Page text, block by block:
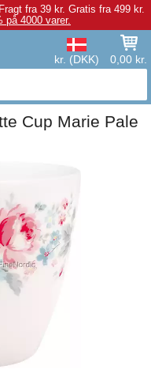
Fragt fra 39 kr. Gratis fra 499 kr.
på 4000 varer.
kr. (DKK) 0,00 kr.
Cup Marie Pale